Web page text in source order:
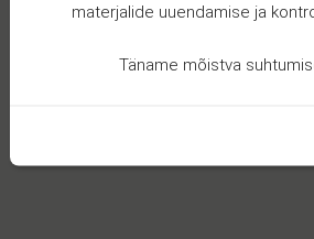
materjalide uuendamise ja
Täname mõistva